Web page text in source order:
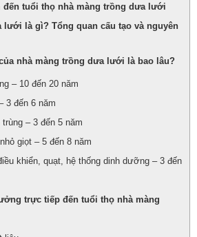
đến tuổi thọ nhà màng trồng dưa lưới
lưới là gì? Tổng quan cấu tạo và nguyên
nhà màng trồng dưa lưới là bao lâu?
– 10 đến 20 năm
3 đến 6 năm
– 3 đến 5 năm
giọt – 5 đến 8 năm
khiển, quạt, hệ thống dinh dưỡng – 3 đến
trực tiếp đến tuổi thọ nhà màng